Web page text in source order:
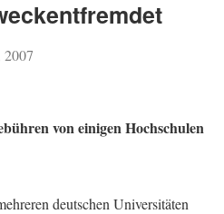
2007
von einigen Hochschulen
deutschen Universitäten